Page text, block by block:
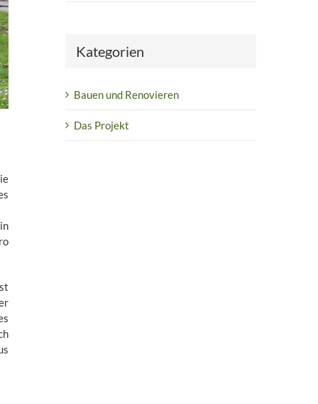
Kategorien
Bauen und Renovieren
Das Projekt